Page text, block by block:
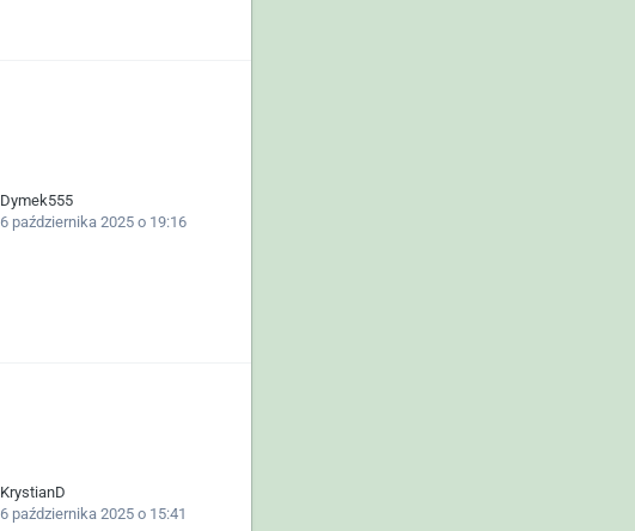
Dymek555
6 października 2025 o 19:16
KrystianD
6 października 2025 o 15:41